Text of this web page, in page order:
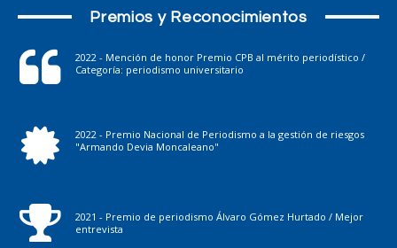
Premios y Reconocimientos
2022 - Mención de honor Premio CPB al mérito periodístico /
Categoría: periodismo universitario
2022 - Premio Nacional de Periodismo a la gestión de riesgos
"Armando Devia Moncaleano"
2021 - Premio de periodismo Álvaro Gómez Hurtado / Mejor
entrevista